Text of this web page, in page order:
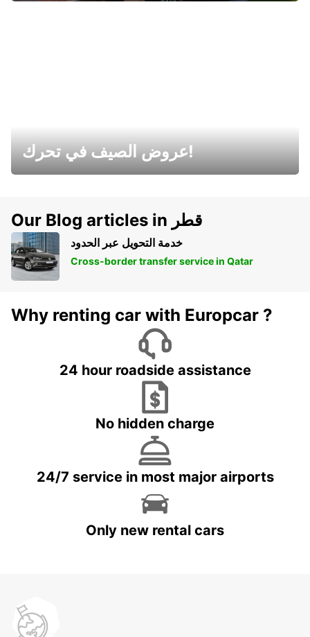
عروض الصيف في تحرك!
Our Blog articles in قطر
خدمة التحويل عبر الحدود
Cross-border transfer service in Qatar
Why renting car with Europcar ?
24 hour roadside assistance
No hidden charge
24/7 service in most major airports
Only new rental cars